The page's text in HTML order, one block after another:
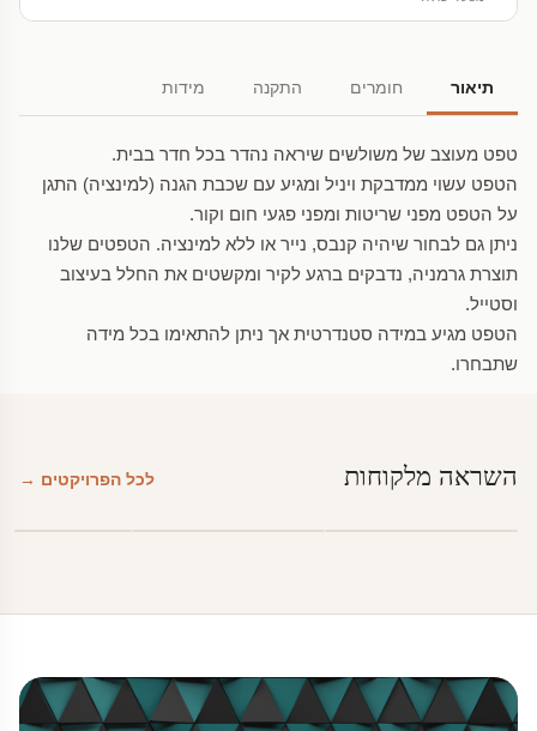
תיאור חומרים התקנה מידות
טפט מעוצב של משולשים שיראה נהדר בכל חדר בבית.
הטפט עשוי ממדבקת ויניל ומגיע עם שכבת הגנה (למינציה) התגן
על הטפט מפני שריטות ומפני פגעי חום וקור.
ניתן גם לבחור שיהיה קנבס, נייר או ללא למינציה. הטפטים שלנו
תוצרת גרמניה, נדבקים ברגע לקיר ומקשטים את החלל בעיצוב
וסטייל.
הטפט מגיע במידה סטנדרטית אך ניתן להתאימו בכל מידה
שתבחרו.
השראה מלקוחות לכל הפרויקטים →